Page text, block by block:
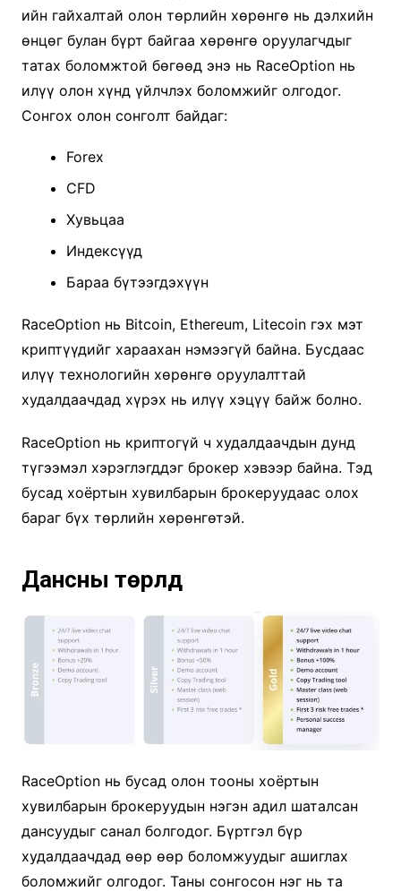
ийн гайхалтай олон төрлийн хөрөнгө нь дэлхийн
өнцөг булан бүрт байгаа хөрөнгө оруулагчдыг
татах боломжтой бөгөөд энэ нь RaceOption нь
илүү олон хүнд үйлчлэх боломжийг олгодог.
Сонгох олон сонголт байдаг:
Forex
CFD
Хувьцаа
Индексүүд
Бараа бүтээгдэхүүн
RaceOption нь Bitcoin, Ethereum, Litecoin гэх мэт
криптүүдийг хараахан нэмээгүй байна. Бусдаас
илүү технологийн хөрөнгө оруулалттай
худалдаачдад хүрэх нь илүү хэцүү байж болно.
RaceOption нь криптогүй ч худалдаачдын дунд
түгээмэл хэрэглэгддэг брокер хэвээр байна. Тэд
бусад хоёртын хувилбарын брокеруудаас олох
бараг бүх төрлийн хөрөнгөтэй.
Дансны төрлүүд
RaceOption нь бусад олон тооны хоёртын
хувилбарын брокеруудын нэгэн адил шаталсан
дансуудыг санал болгодог. Бүртгэл бүр
худалдаачдад өөр өөр боломжуудыг ашиглах
боломжийг олгодог. Таны сонгосон нэг нь та